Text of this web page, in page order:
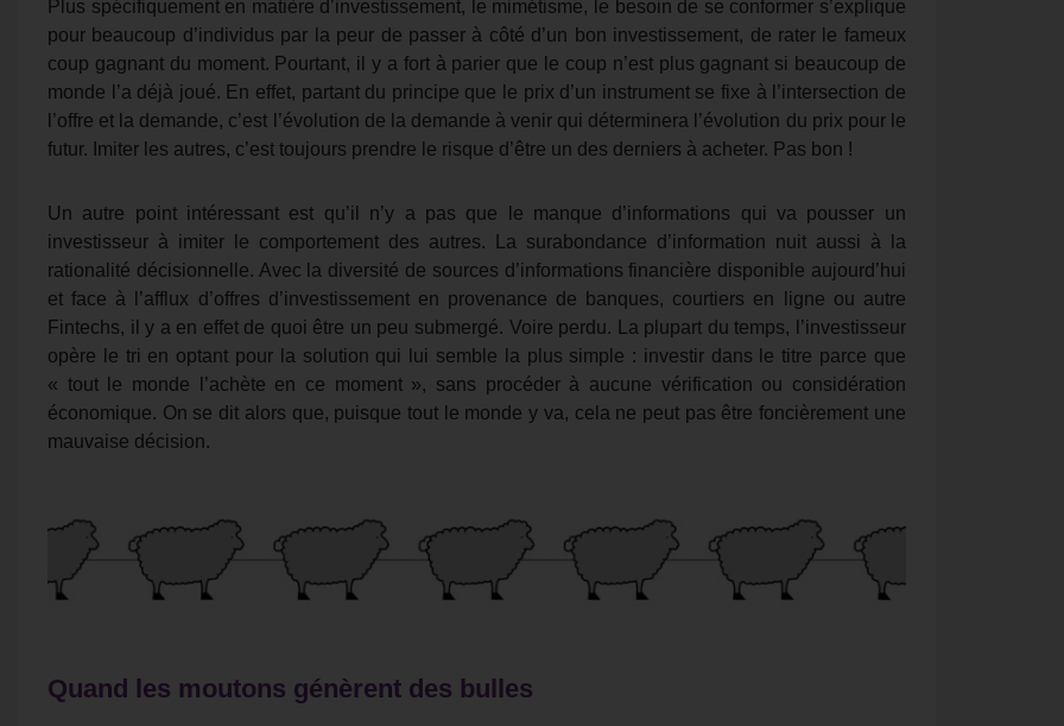
Plus spécifiquement en matière d’investissement, le mimétisme, le besoin de se conformer s’explique
pour beaucoup d’individus par la peur de passer à côté d’un bon investissement, de rater le fameux
coup gagnant du moment. Pourtant, il y a fort à parier que le coup n’est plus gagnant si beaucoup de
monde l’a déjà joué. En effet, partant du principe que le prix d’un instrument se fixe à l’intersection de
l’offre et la demande, c’est l’évolution de la demande à venir qui déterminera l’évolution du prix pour le
futur. Imiter les autres, c’est toujours prendre le risque d’être un des derniers à acheter. Pas bon !
Un autre point intéressant est qu’il n’y a pas que le manque d’informations qui va pousser un
investisseur à imiter le comportement des autres. La surabondance d’information nuit aussi à la
rationalité décisionnelle. Avec la diversité de sources d’informations financière disponible aujourd’hui
et face à l’afflux d’offres d’investissement en provenance de banques, courtiers en ligne ou autre
Fintechs, il y a en effet de quoi être un peu submergé. Voire perdu. La plupart du temps, l’investisseur
opère le tri en optant pour la solution qui lui semble la plus simple : investir dans le titre parce que
« tout le monde l’achète en ce moment », sans procéder à aucune vérification ou considération
économique. On se dit alors que, puisque tout le monde y va, cela ne peut pas être foncièrement une
mauvaise décision.
Quand les moutons génèrent des bulles